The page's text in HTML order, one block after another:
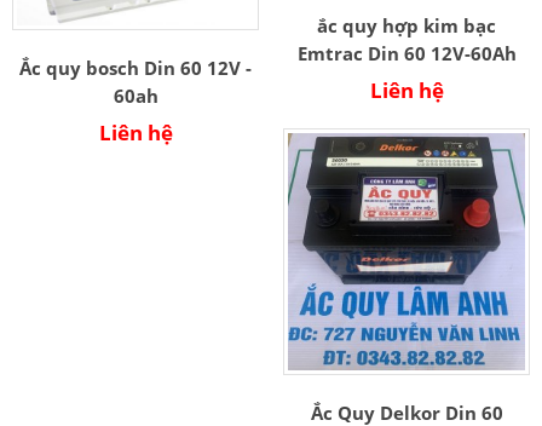
Ắc quy bosch Din 60 12V -
60ah
Liên hệ
ắc quy hợp kim bạc
Emtrac Din 60 12V-60Ah
Liên hệ
Ắc Quy Delkor Din 60